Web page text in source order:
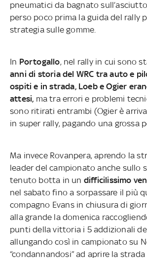
pneumatici da bagnato
perso poco prima la guida del rally
strategia sulle gomme.
In Portogallo, nel rally in cui sono
anni di storia del WRC tra auto e
ospiti e in strada, Loeb e Ogier
attesi, ma tra errori e problemi
sono ritirati entrambi (Ogier è
in super rally, pagando una grossa
Ma invece Rovanpera, aprendo la
leader del campionato anche sullo
tenuto botta in un difficilissimo
nel sabato fino a sorpassare il più
compagno Evans in chiusura di
alla grande la domenica
punti della vittoria i 5 addizionali
allungando così in campionato su
“condannandosi” ad aprire la